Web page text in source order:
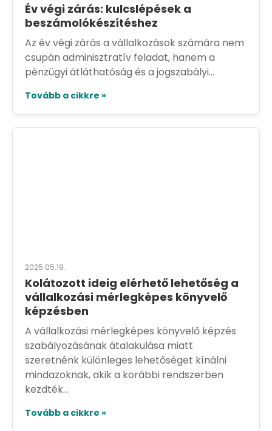
Év végi zárás: kulcslépések a
beszámolókészítéshez
Az év végi zárás a vállalkozások számára nem
csupán adminisztratív feladat, hanem a
pénzügyi átláthatóság és a jogszabályi...
Tovább a cikkre »
2025.05.19.
Kolátozott ideig elérhető lehetőség a
vállalkozási mérlegképes könyvelő
képzésben
A vállalkozási mérlegképes könyvelő képzés
szabályozásának átalakulása miatt
szeretnénk különleges lehetőséget kínálni
mindazoknak, akik a korábbi rendszerben
kezdték...
Tovább a cikkre »